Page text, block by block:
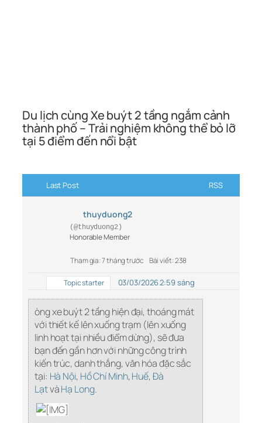
Du lịch cùng Xe buýt 2 tầng ngắm cảnh
thành phố – Trải nghiệm không thể bỏ lỡ
tại 5 điểm đến nổi bật
Last Post RSS
thuyduong2
(@thuyduong2)
Honorable Member
Tham gia: 7 tháng trước Bài viết: 238
Topic starter 03/03/2026 2:59 sáng
òng xe buýt 2 tầng hiện đại, thoáng mát
với thiết kế lên xuống trạm (lên xuống
linh hoạt tại nhiều điểm dừng), sẽ đưa
bạn đến gần hơn với những công trình
kiến trúc, danh thắng, văn hóa đặc sắc
tại: Hà Nội, Hồ Chí Minh, Huế, Đà
LạtvàHạ Long.